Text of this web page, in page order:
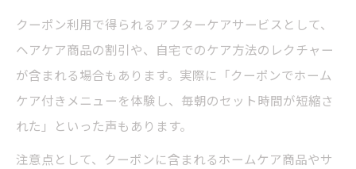
クーポン利用で得られるアフターケアサービスとして、
ヘアケア商品の割引や、自宅でのケア方法のレクチャー
が含まれる場合もあります。実際に「クーポンでホーム
ケア付きメニューを体験し、毎朝のセット時間が短縮さ
れた」といった声もあります。
注意点として、クーポンに含まれるホームケア商品やサ